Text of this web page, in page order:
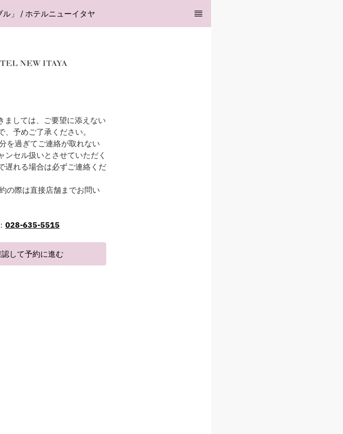
ル」 / ホテルニューイタヤ
しては、ご要望に添えない
予めご了承ください。
を過ぎてご連絡が取れない
ンセル扱いとさせていただく
遅れる場合は必ずご連絡くだ
の際は直接店舗までお問い
028-635-5515
して予約に進む